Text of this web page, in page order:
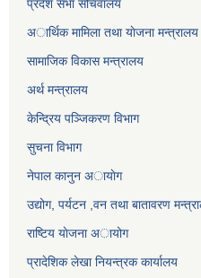
प्रदेश सभा सचिवालय
अार्थिक मामिला तथा याेजना मन्त्रालय
सामाजिक विकास मन्त्रालय
अर्थ मन्त्रालय
केन्द्रिय पञ्जिकरण विभाग
सुचना विभाग
नेपाल कानुन अायाेग
उद्योग, पर्यटन ,वन तथा बातावरण
राष्टिय याेजना अायोग
प्रादेशिक लेखा नियन्त्रक कार्यालय